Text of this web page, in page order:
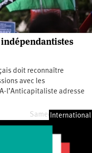
doit reconnaître
avec les
l’Anticapitaliste adresse
Samedi 6 juin 2026
International